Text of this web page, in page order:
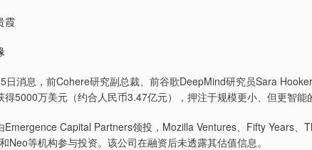
霞
日消息，前Cohere研究副总裁、前谷歌DeepMind研究员Sara
得5000万美元（约合人民币3.47亿元），押注于规模更小、但更智能
Emergence Capital Partners领投，Mozilla Ventures、Fifty Years、
Neo等机构参与投资。该公司在融资后未透露其估值信息。